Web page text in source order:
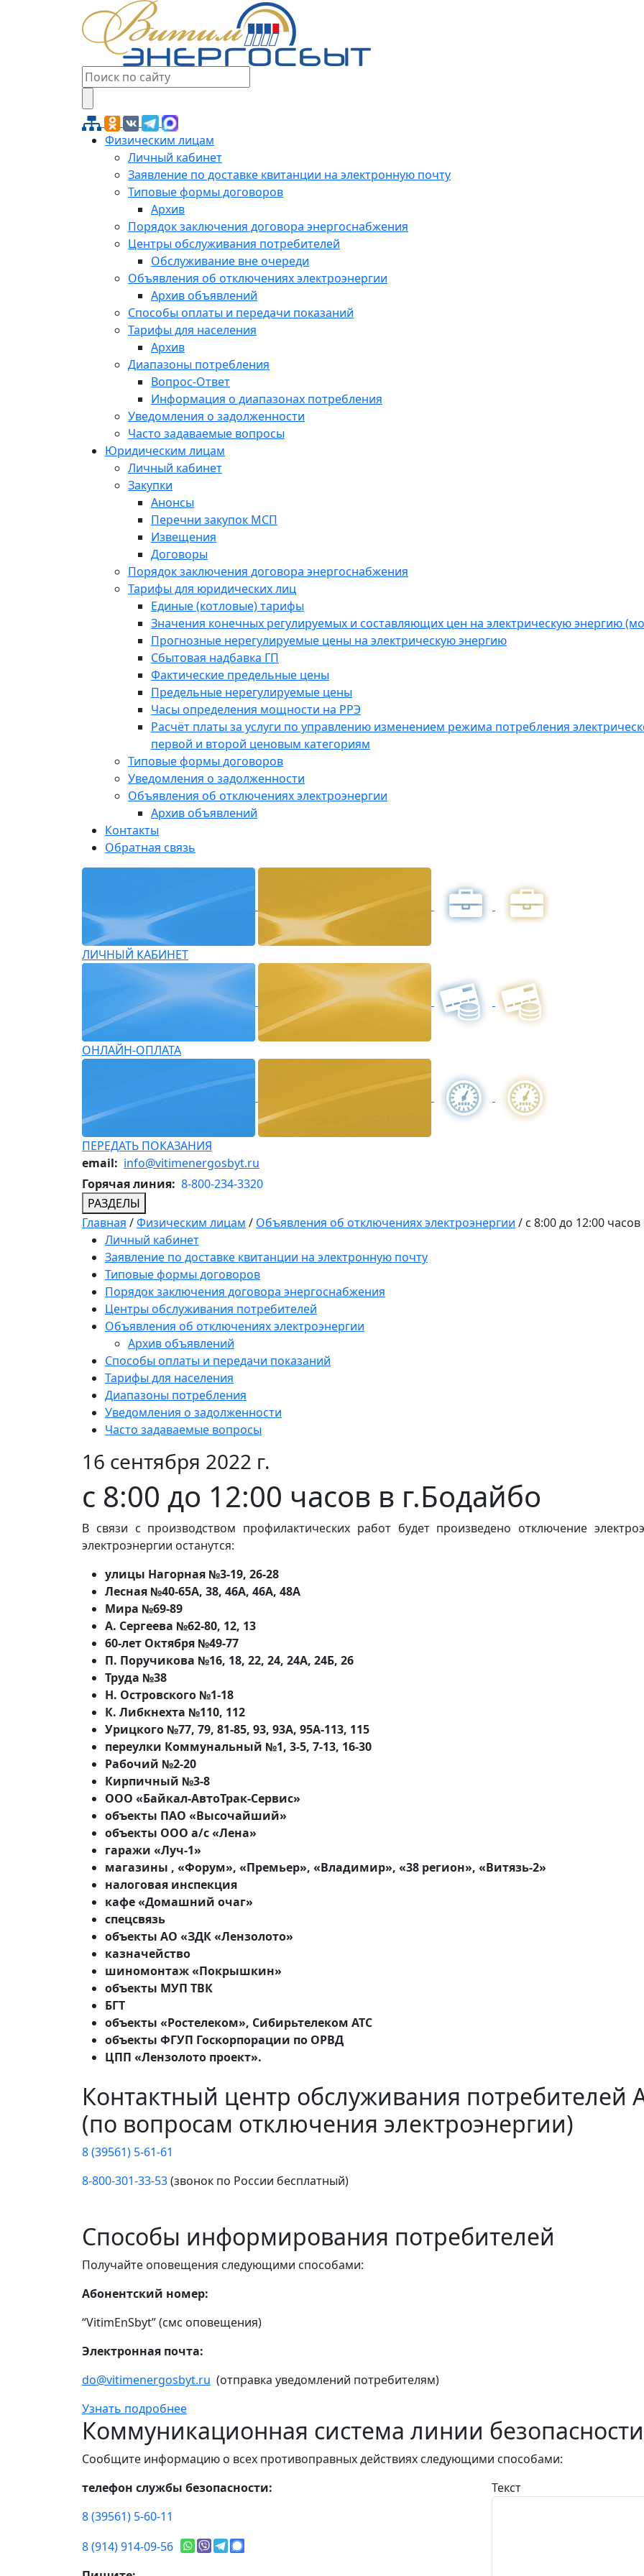
Физическим лицам
Личный кабинет
Заявление по доставке квитанции на электронную почту
Типовые формы договоров
Архив
Порядок заключения договора энергоснабжения
Центры обслуживания потребителей
Обслуживание вне очереди
Объявления об отключениях электроэнергии
Архив объявлений
Способы оплаты и передачи показаний
Тарифы для населения
Архив
Диапазоны потребления
Вопрос-Ответ
Информация о диапазонах потребления
Уведомления о задолженности
Часто задаваемые вопросы
Юридическим лицам
Личный кабинет
Закупки
Анонсы
Перечни закупок МСП
Извещения
Договоры
Порядок заключения договора энергоснабжения
Тарифы для юридических лиц
Единые (котловые) тарифы
Значения конечных регулируемых и составляющих цен на электрическую энергию
Прогнозные нерегулируемые цены на электрическую энергию
Сбытовая надбавка ГП
Фактические предельные цены
Предельные нерегулируемые цены
Часы определения мощности на РРЭ
Расчёт платы за услуги по управлению изменением режима потребления
первой и второй ценовым категориям
Типовые формы договоров
Уведомления о задолженности
Объявления об отключениях электроэнергии
Архив объявлений
Контакты
Обратная связь
ЛИЧНЫЙ КАБИНЕТ
ОНЛАЙН-ОПЛАТА
ПЕРЕДАТЬ ПОКАЗАНИЯ
email: info@vitimenergosbyt.ru
Горячая линия: 8-800-234-3320
РАЗДЕЛЫ
Главная /Физическим лицам / Объявления об отключениях электроэнергии / с 8:00 до 12:00
Личный кабинет
Заявление по доставке квитанции на электронную почту
Типовые формы договоров
Порядок заключения договора энергоснабжения
Центры обслуживания потребителей
Объявления об отключениях электроэнергии
Архив объявлений
Способы оплаты и передачи показаний
Тарифы для населения
Диапазоны потребления
Уведомления о задолженности
Часто задаваемые вопросы
16 сентября 2022 г.
с 8:00 до 12:00 часов в г.Бодайбо
В связи с производством профилактических работ будет произведено отключение
электроэнергии останутся:
улицы Нагорная №3-19, 26-28
Лесная №40-65А, 38, 46А, 46А, 48А
Мира №69-89
А. Сергеева №62-80, 12, 13
60-лет Октября №49-77
П. Поручикова №16, 18, 22, 24, 24А, 24Б, 26
Труда №38
Н. Островского №1-18
К. Либкнехта №110, 112
Урицкого №77, 79, 81-85, 93, 93А, 95А-113, 115
переулки Коммунальный №1, 3-5, 7-13, 16-30
Рабочий №2-20
Кирпичный №3-8
ООО «Байкал-АвтоТрак-Сервис»
объекты ПАО «Высочайший»
объекты ООО а/с «Лена»
гаражи «Луч-1»
магазины , «Форум», «Премьер», «Владимир», «38 регион», «Витязь-2»
налоговая инспекция
кафе «Домашний очаг»
спецсвязь
объекты АО «ЗДК «Лензолото»
казначейство
шиномонтаж «Покрышкин»
объекты МУП ТВК
БГТ
объекты «Ростелеком», Сибирьтелеком АТС
объекты ФГУП Госкорпорации по ОРВД
ЦПП «Лензолото проект».
Контактный центр обслуживания потребителей
(по вопросам отключения электроэнергии)
8 (39561) 5-61-61
8-800-301-33-53(звонок по России бесплатный)
Способы информирования потребителей
Получайте оповещения следующими способами:
Абонентский номер:
“VitimEnSbyt” (смс оповещения)
Электронная почта:
do@vitimenergosbyt.ru (отправка уведомлений потребителям)
Узнать подробнее
Коммуникационная система линии безопасности
Сообщите информацию о всех противоправных действиях следующими способами:
телефон службы безопасности:
8 (39561) 5-60-11
8 (914) 914-09-56
Текст